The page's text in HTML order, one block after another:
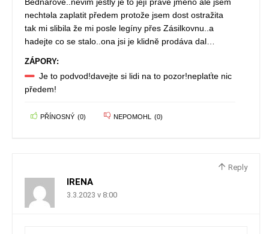
nechtəla zaplatit předem protože jsem dost ostražita
tak mi slibila že mi posle legíny přes Zásilkovnu..a
hadejte co se stalo..ona jsi je klidnĕ prodáva dal…
ZÁPORY:
Je to podvod!davejte si lidi na to pozor!neplaťte nic
předem!
PŘÍNOSNÝ (0) NEPOMOHL (0)
Reply
IRENA
3.3.2023 v 8:00